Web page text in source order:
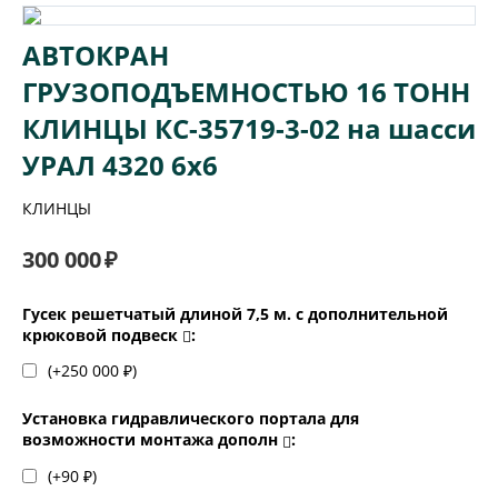
АВТОКРАН
ГРУЗОПОДЪЕМНОСТЬЮ 16 ТОНН
КЛИНЦЫ КС-35719-3-02 на шасси
УРАЛ 4320 6х6
КЛИНЦЫ
300 000₽
Гусек решетчатый длиной 7,5 м. с дополнительной
крюковой подвеск
:
(+250 000 ₽)
Установка гидравлического портала для
возможности монтажа дополн
:
(+90 ₽)